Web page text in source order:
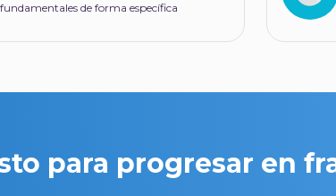
fundamentales de forma específica
para progresar en